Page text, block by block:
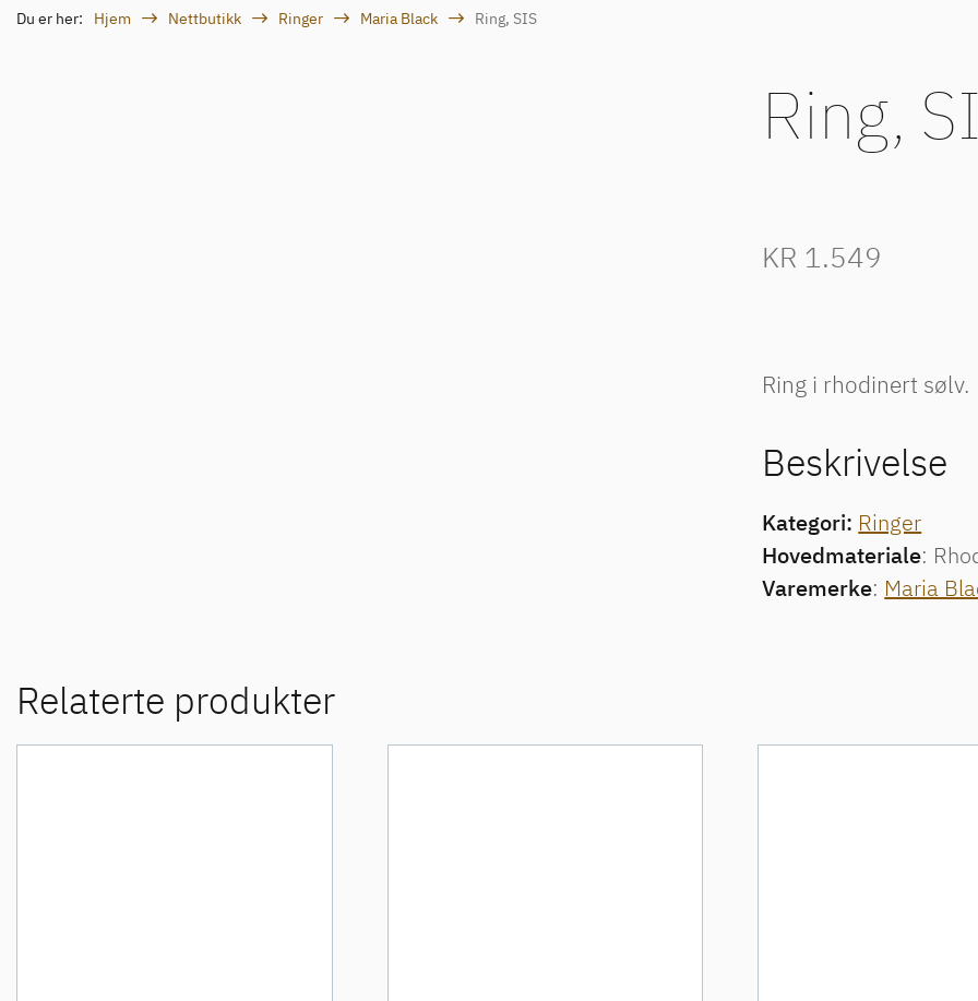
Du er her: Hjem Nettbutikk Ringer Maria Black Ring, SIS
Ring,
KR 1.549
Ring i rhodinert sølv.
Beskrivelse
Kategori: Ringer
Hovedmateriale:
Varemerke: Maria
Relaterte produkter